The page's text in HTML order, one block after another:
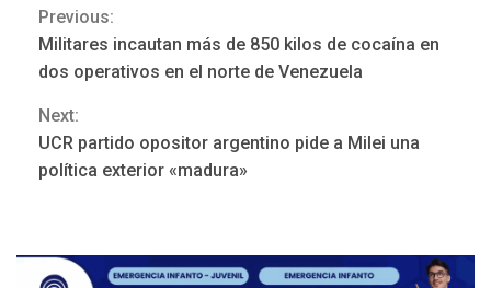
Continue
Reading
Previous:
Militares incautan más de 850 kilos de cocaína en
dos operativos en el norte de Venezuela
Next:
UCR partido opositor argentino pide a Milei una
política exterior «madura»
3
POLÍTICA
TITULARES
ÚLTIMA HORA
diálogo en Venezuela
4
nueva mesa de diálogo